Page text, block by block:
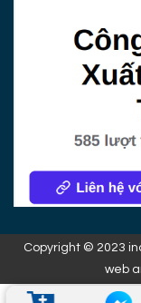
Copyright © 2023
web